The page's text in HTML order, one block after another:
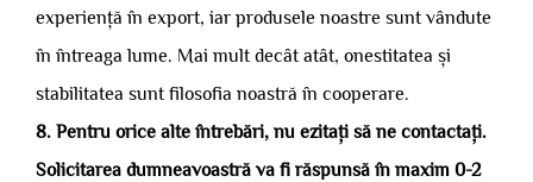
experiență în export, iar produsele noastre sunt vândute
în întreaga lume. Mai mult decât atât, onestitatea și
stabilitatea sunt filosofia noastră în cooperare.
8. Pentru orice alte întrebări, nu ezitați să ne contactați.
Solicitarea dumneavoastră va fi răspunsă în maxim 0-2